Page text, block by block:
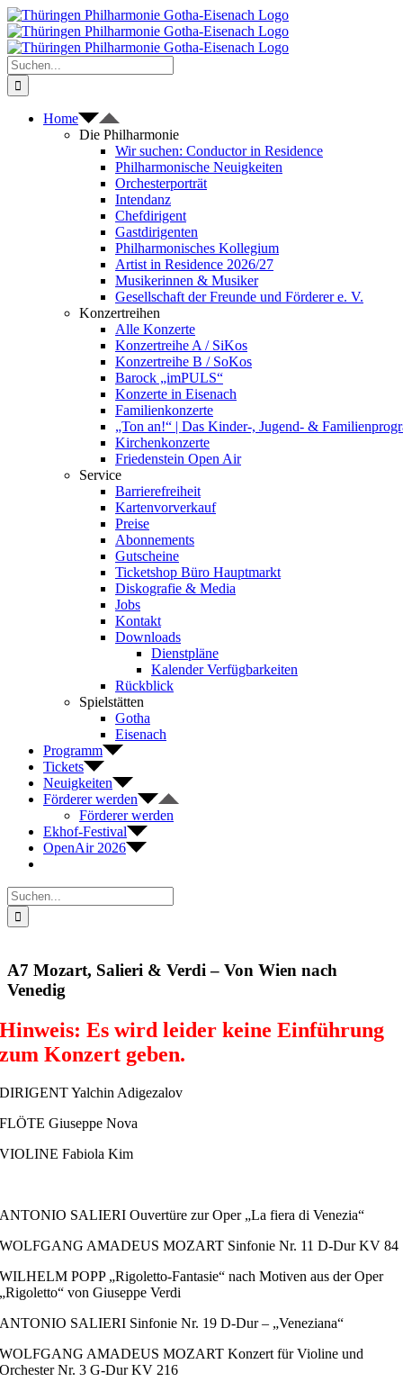
Zum
Inhalt
springen
Suche
nach:
Home
Die Philharmonie
Wir suchen: Conductor in Residence
Philharmonische Neuigkeiten
Orchesterporträt
Intendanz
Chefdirigent
Gastdirigenten
Philharmonisches Kollegium
Artist in Residence 2026/27
Musikerinnen & Musiker
Gesellschaft der Freunde und Förderer e. V.
Konzertreihen
Alle Konzerte
Konzertreihe A / SiKos
Konzertreihe B / SoKos
Barock „imPULS“
Konzerte in Eisenach
Familienkonzerte
„Ton an!“ | Das Kinder-, Jugend- &
Kirchenkonzerte
Friedenstein Open Air
Service
Barrierefreiheit
Kartenvorverkauf
Preise
Abonnements
Gutscheine
Ticketshop Büro Hauptmarkt
Diskografie & Media
Jobs
Kontakt
Downloads
Dienstpläne
Kalender Verfügbarkeiten
Rückblick
Spielstätten
Gotha
Eisenach
Programm
Tickets
Neuigkeiten
Förderer werden
Förderer werden
Ekhof-Festival
OpenAir 2026
Suche
nach:
A7 Mozart, Salieri & Verdi – Von Wien nach
Venedig
Hinweis: Es wird leider keine Einführung
zum Konzert geben.
DIRIGENT Yalchin Adigezalov
FLÖTE Giuseppe Nova
VIOLINE Fabiola Kim
ANTONIO SALIERI Ouvertüre zur Oper „La fiera di Venezia“
WOLFGANG AMADEUS MOZART Sinfonie Nr. 11 D-Dur KV 84
WILHELM POPP „Rigoletto-Fantasie“ nach Motiven aus der Oper
„Rigoletto“ von Giuseppe Verdi
ANTONIO SALIERI Sinfonie Nr. 19 D-Dur – „Veneziana“
WOLFGANG AMADEUS MOZART Konzert für Violine und
Orchester Nr. 3 G-Dur KV 216